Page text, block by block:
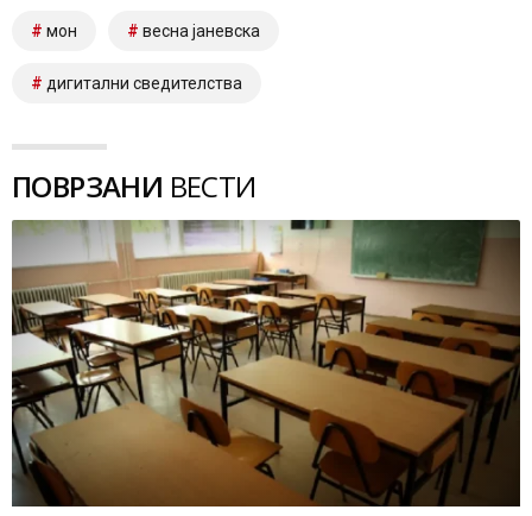
мон весна јаневска
дигитални сведителства
ПОВРЗАНИ ВЕСТИ